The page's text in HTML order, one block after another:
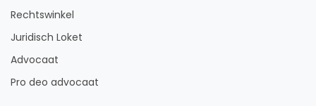
Rechtswinkel
Juridisch Loket
Advocaat
Pro deo advocaat